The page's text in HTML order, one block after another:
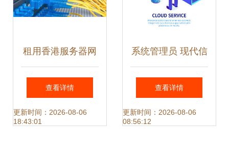
租用香港服务器网
络异常排查与解决
指南
查看详情
更新时间：2026-08-06
18:43:01
系统管理员 现代信
息架构的守护者
查看详情
更新时间：2026-08-06
08:56:12